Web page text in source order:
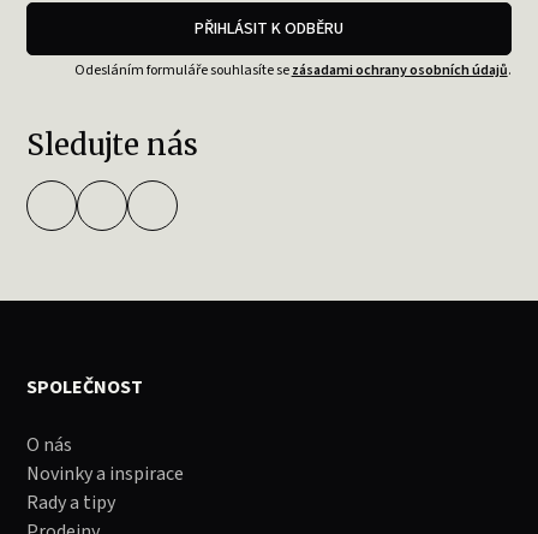
PŘIHLÁSIT K ODBĚRU
Odesláním formuláře souhlasíte sezásadami ochrany osobních údajů.
Sledujte nás
SPOLEČNOST
O nás
Novinky a inspirace
Rady a tipy